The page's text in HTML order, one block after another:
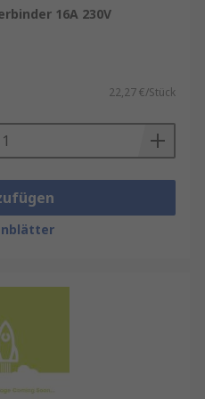
für Schaltschrank‑
Versionen
Anforderungen
16A 230V
22,27 €/Stück